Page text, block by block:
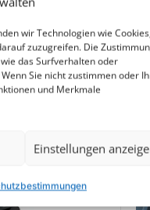
wir Technologien wie Cookies,
zuzugreifen. Die
das Surfverhalten oder
Sie nicht zustimmen oder
und Merkmale
Einstellungen
Für